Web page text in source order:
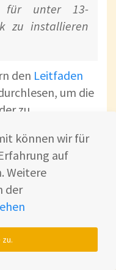
für unter 13-
zu installieren
den Leitfaden
um die
zu
können wir für
auf
Weitere
der